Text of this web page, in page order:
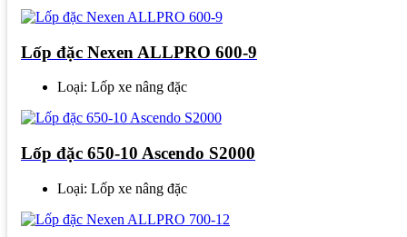
Lốp đặc Nexen ALLPRO 600-9
Loại: Lốp xe nâng đặc
Lốp đặc 650-10 Ascendo S2000
Loại: Lốp xe nâng đặc